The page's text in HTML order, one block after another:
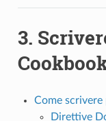
3.
Come
Direttive